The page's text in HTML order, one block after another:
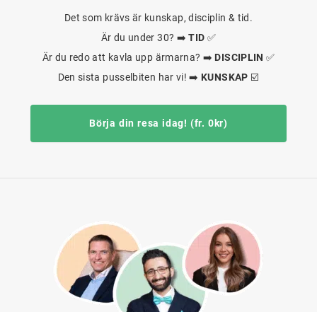
Det som krävs är kunskap, disciplin & tid.
Är du under 30? ➡️TID ✅
Är du redo att kavla upp ärmarna? ➡️ DISCIPLIN ✅
Den sista pusselbiten har vi! ➡️ KUNSKAP ☑️
Börja din resa idag! (fr. 0kr)